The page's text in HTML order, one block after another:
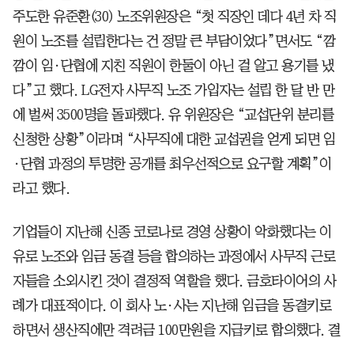
주도한 유준환(30) 노조위원장은 “첫 직장인 데다 4년 차 직
원이 노조를 설립한다는 건 정말 큰 부담이었다”면서도 “깜
깜이 임·단협에 지친 직원이 한둘이 아닌 걸 알고 용기를 냈
다”고 했다. LG전자 사무직 노조 가입자는 설립 한 달 반 만
에 벌써 3500명을 돌파했다. 유 위원장은 “교섭단위 분리를
신청한 상황”이라며 “사무직에 대한 교섭권을 얻게 되면 임
·단협 과정의 투명한 공개를 최우선적으로 요구할 계획”이
라고 했다.
기업들이 지난해 신종 코로나로 경영 상황이 악화했다는 이
유로 노조와 임금 동결 등을 합의하는 과정에서 사무직 근로
자들을 소외시킨 것이 결정적 역할을 했다. 금호타이어의 사
례가 대표적이다. 이 회사 노·사는 지난해 임금을 동결키로
하면서 생산직에만 격려금 100만원을 지급키로 합의했다. 결